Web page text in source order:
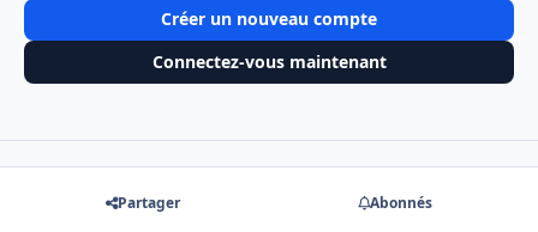
Créer un nouveau compte
Connectez-vous maintenant
Partager Abonnés